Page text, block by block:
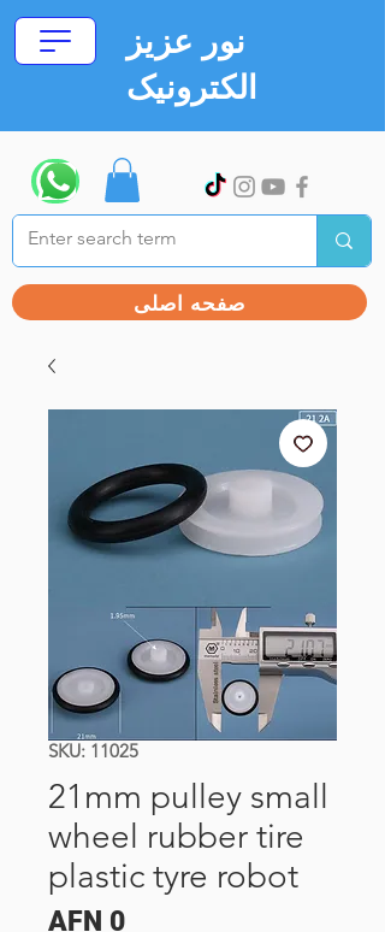
نور عزیز
الکترونیک
صفحه اصلی
SKU: 11025
21mm pulley small
wheel rubber tire
plastic tyre robot
AFN 0Price